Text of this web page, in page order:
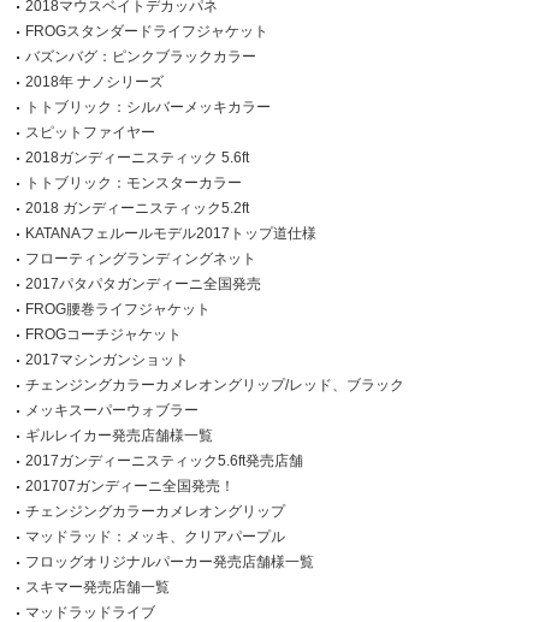
2018マウスベイトデカッパネ
FROGスタンダードライフジャケット
バズンバグ：ピンクブラックカラー
2018年 ナノシリーズ
トトブリック：シルバーメッキカラー
スピットファイヤー
2018ガンディーニスティック 5.6ft
トトブリック：モンスターカラー
2018 ガンディーニスティック5.2ft
KATANAフェルールモデル2017トップ道仕様
フローティングランディングネット
2017パタパタガンディーニ全国発売
FROG腰巻ライフジャケット
FROGコーチジャケット
2017マシンガンショット
チェンジングカラーカメレオングリップ/レッド、ブラック
メッキスーパーウォブラー
ギルレイカー発売店舗様一覧
2017ガンディーニスティック5.6ft発売店舗
201707ガンディーニ全国発売！
チェンジングカラーカメレオングリップ
マッドラッド：メッキ、クリアパープル
フロッグオリジナルパーカー発売店舗様一覧
スキマー発売店舗一覧
マッドラッドライブ